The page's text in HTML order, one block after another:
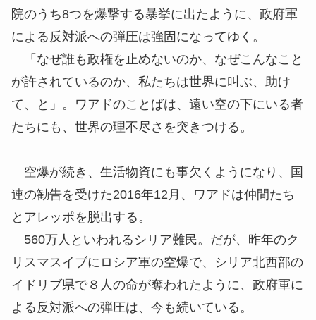
院のうち8つを爆撃する暴挙に出たように、政府軍
による反対派への弾圧は強固になってゆく。
「なぜ誰も政権を止めないのか、なぜこんなこと
が許されているのか、私たちは世界に叫ぶ、助け
て、と」。ワアドのことばは、遠い空の下にいる者
たちにも、世界の理不尽さを突きつける。
空爆が続き、生活物資にも事欠くようになり、国
連の勧告を受けた2016年12月、ワアドは仲間たち
とアレッポを脱出する。
560万人といわれるシリア難民。だが、昨年のク
リスマスイブにロシア軍の空爆で、シリア北西部の
イドリブ県で８人の命が奪われたように、政府軍に
よる反対派への弾圧は、今も続いている。